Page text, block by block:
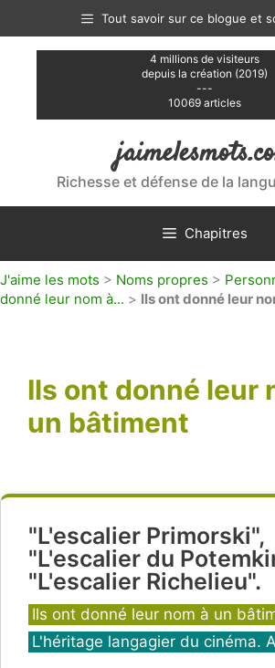
contenu
Tout savoir sur ce blogue et
4 millions de visiteurs
depuis la création (2019)
---
10069 articles
Richesse et défense de la
Chapitres
J'aime les mots > Noms propres >
donné leur nom à... > Ils ont donné leur
Ils ont donné leur
un bâtiment
"L'escalier Primorski",
"L'escalier du
"L'escalier Richelieu".
Catégories
Ils ont donné leur nom à un
L'héritage langagier du cinéma.